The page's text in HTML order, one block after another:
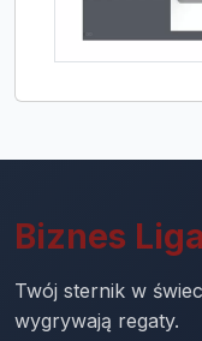
Biznes
Twój sternik w
wygrywają regaty.